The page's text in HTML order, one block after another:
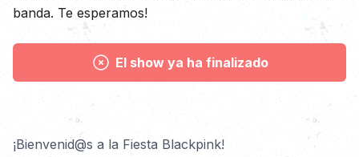
banda. Te esperamos!
El show ya ha finalizado
Detalles
¡Bienvenid@s a la Fiesta Blackpink!